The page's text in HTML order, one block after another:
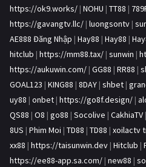
https://ok9.works/ | NOHU | TT88 |
https://gavangtv.llc/ | luongsontv |
AE888 Đăng Nhập | Hay88 | Hay88 |
hitclub | https://mm88.tax/ | sunwin |
https://aukuwin.com/ | GG88 | RR88 |
GOAL123 | KING88 | 8DAY | shbet |
uy88 | onbet | https://go8f.design/ |
QS88 | O8 | go88 | Socolive | CakhiaTV |
8US | Phim Moi | TD88 | TD88 | xoilactv
xx88 | https://taisunwin.dev | Hitclub |
https://ee88-app.sa.com/ | new88 |